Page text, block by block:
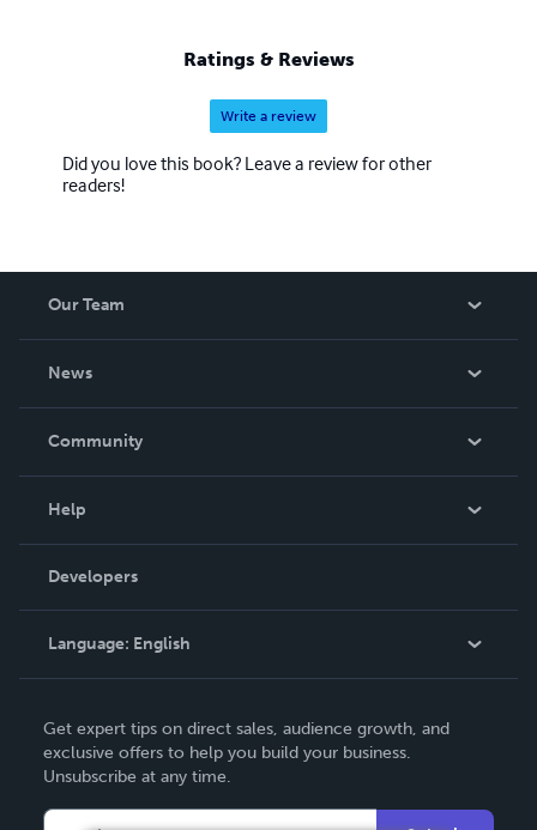
Ratings & Reviews
Write a review
Did you love this book? Leave a review for other
readers!
Our Team
News
In The News
Community
Podcast
Help
Order Lookup
Knowledge Base
Contact Support
Developers
Language: English
Deutsch
Français
Get expert tips on direct sales, audience growth, and
exclusive offers to help you build your business.
Unsubscribe at any time.